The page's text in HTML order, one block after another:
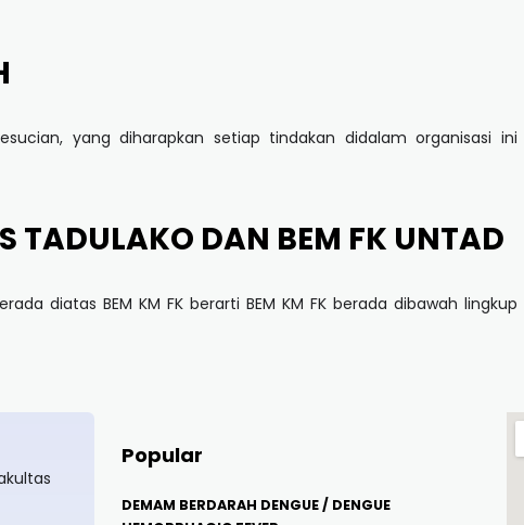
yang diharapkan setiap tindakan didalam organisasi ini
TADULAKO DAN BEM FK UNTAD
diatas BEM KM FK berarti BEM KM FK berada dibawah lingkup
Popular
DEMAM BERDARAH DENGUE / DENGUE